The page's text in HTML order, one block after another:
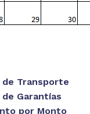
de Transporte
Garantías
por Monto